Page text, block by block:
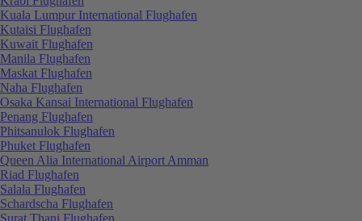
Kuala Lumpur International Flughafen
Kutaisi Flughafen
Kuwait Flughafen
Manila Flughafen
Maskat Flughafen
Naha Flughafen
Osaka Kansai International Flughafen
Penang Flughafen
Phitsanulok Flughafen
Phuket Flughafen
Queen Alia International Airport Amman
Riad Flughafen
Salala Flughafen
Schardscha Flughafen
Surat Thani Flughafen